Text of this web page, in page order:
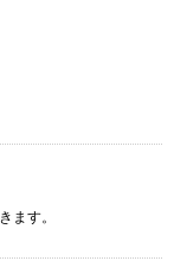
ます。